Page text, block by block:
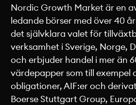
Nordic Growth Market är en
ledande börser med över 40
det självklara valet för
verksamhet i Sverige, Norge,
och erbjuder handel i mer än
värdepapper som till exempel
obligationer, AIF:er och
Boerse Stuttgart Group,